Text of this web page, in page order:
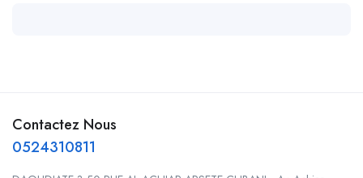
Contactez Nous
0524310811